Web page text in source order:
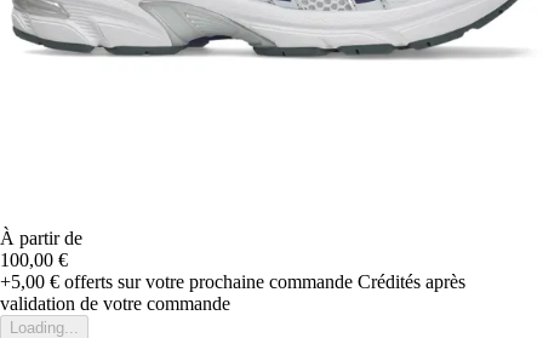
À partir de
100,00 €
+5,00 € offerts sur votre prochaine commande Crédités après
validation de votre commande
Loading...